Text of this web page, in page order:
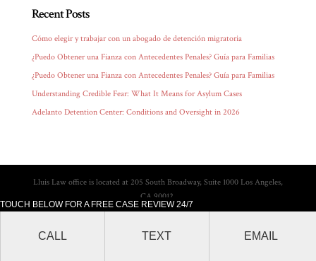
TOUCH BELOW FOR A FREE CASE REVIEW 24/7
CALL TEXT EMAIL
Recent Posts
Cómo elegir y trabajar con un abogado de detención migratoria
¿Puedo Obtener una Fianza con Antecedentes Penales? Guía para Familias
¿Puedo Obtener una Fianza con Antecedentes Penales? Guía para Familias
Understanding Credible Fear: What It Means for Asylum Cases
Adelanto Detention Center: Conditions and Oversight in 2026
Lluis Law office is located at 205 South Broadway, Suite 1000 Los Angeles,
CA 90012.